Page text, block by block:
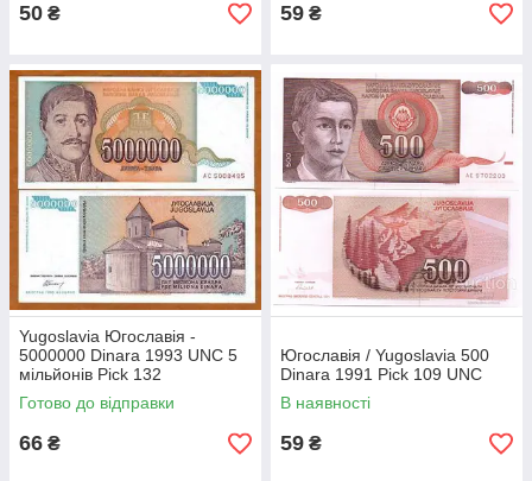
50 ₴ 59 ₴
Yugoslavia Югославія -
5000000 Dinara 1993 UNC 5
мільйонів Pick 132
Готово до відправки
66 ₴
Югославія / Yugoslavia 500
Dinara 1991 Pick 109 UNC
В наявності
59 ₴